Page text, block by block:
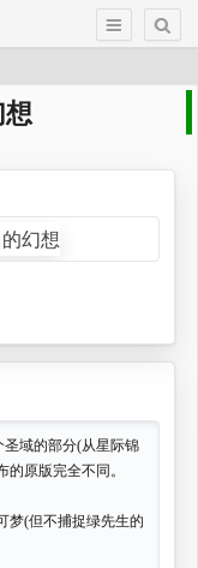
圣域的部分(从星际锦
原版完全不同。
梦(但不捕捉绿先生的